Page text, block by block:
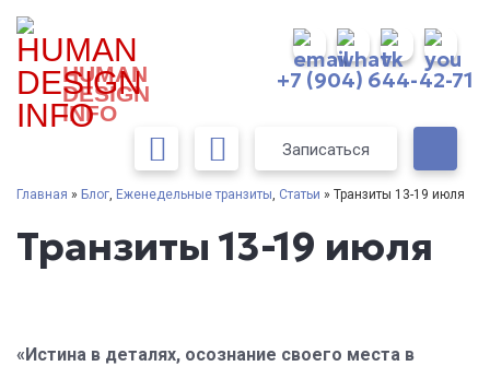
HUMAN
DESIGN
INFO
+7 (904) 644-42-71
Записаться
Главная » Блог, Еженедельные транзиты, Статьи » Транзиты 13-19 июля
Транзиты 13-19 июля
«Истина в деталях, осознание своего места в